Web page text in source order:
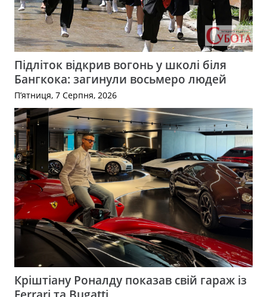
Підліток відкрив вогонь у школі біля
Бангкока: загинули восьмеро людей
П’ятниця, 7 Серпня, 2026
Кріштіану Роналду показав свій гараж із